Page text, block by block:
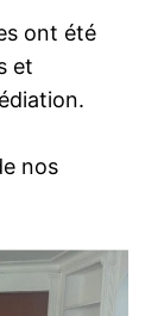
ont été
et
nos